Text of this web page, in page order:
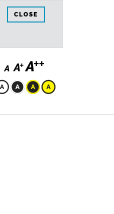
CLOSE